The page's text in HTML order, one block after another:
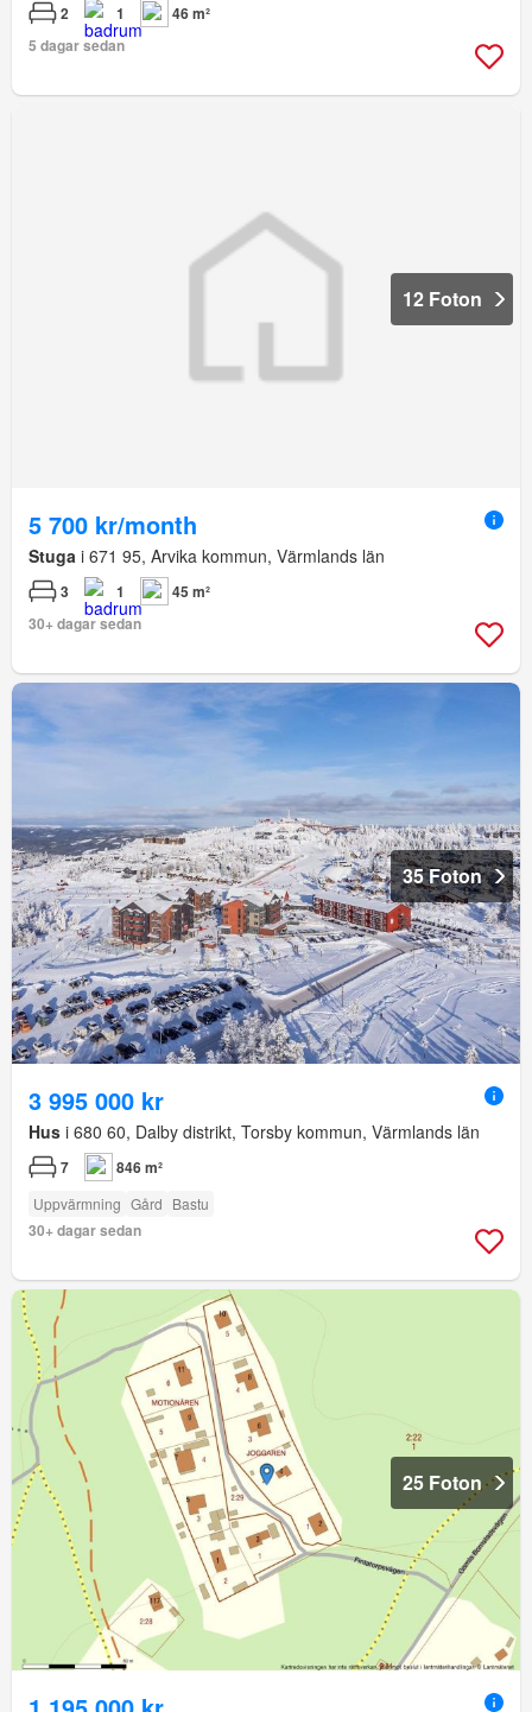
2 1
46 m²
5 dagar sedan
12 Foton
5 700 kr/month
Stuga i 671 95, Arvika kommun, Värmlands län
3 1
45 m²
30+ dagar sedan
35 Foton
3 995 000 kr
Hus i 680 60, Dalby distrikt, Torsby kommun, Värmlands län
7 846 m²
Uppvärmning Gård Bastu
30+ dagar sedan
25 Foton